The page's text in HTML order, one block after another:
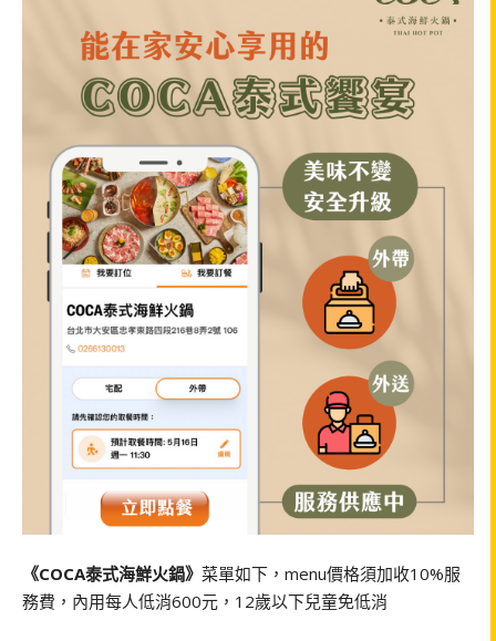
《COCA泰式海鮮火鍋》 菜單如下，menu價格須加收10%服
務費，內用每人低消600元，12歲以下兒童免低消